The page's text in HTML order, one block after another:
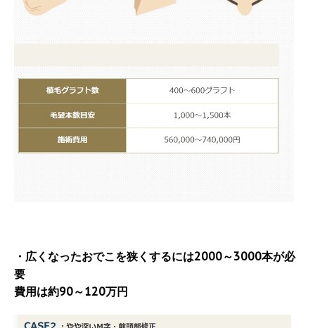
・広くなったおでこを狭くするには2000～3000本が必
要
費用は約90～120万円